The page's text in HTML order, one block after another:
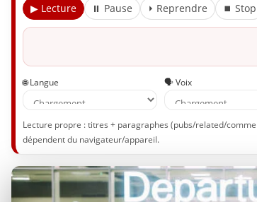
▶ Lecture ⏸ Pause ⏵ Reprendre ⏹ Stop
🌐 Langue 🗣️ Voix
Lecture propre : titres + paragraphes (pubs/related/
dépendent du navigateur/appareil.